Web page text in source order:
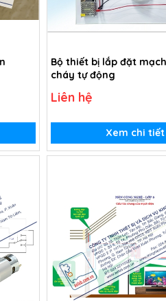
Bộ thiết bị lắp đặt
cháy tự động
Liên hệ
Xem chi tiết